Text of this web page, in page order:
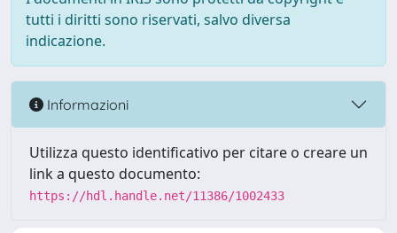
tutti i diritti sono riservati, salvo diversa
indicazione.
Informazioni
Utilizza questo identificativo per citare o creare un
link a questo documento:
https://hdl.handle.net/11386/1002433